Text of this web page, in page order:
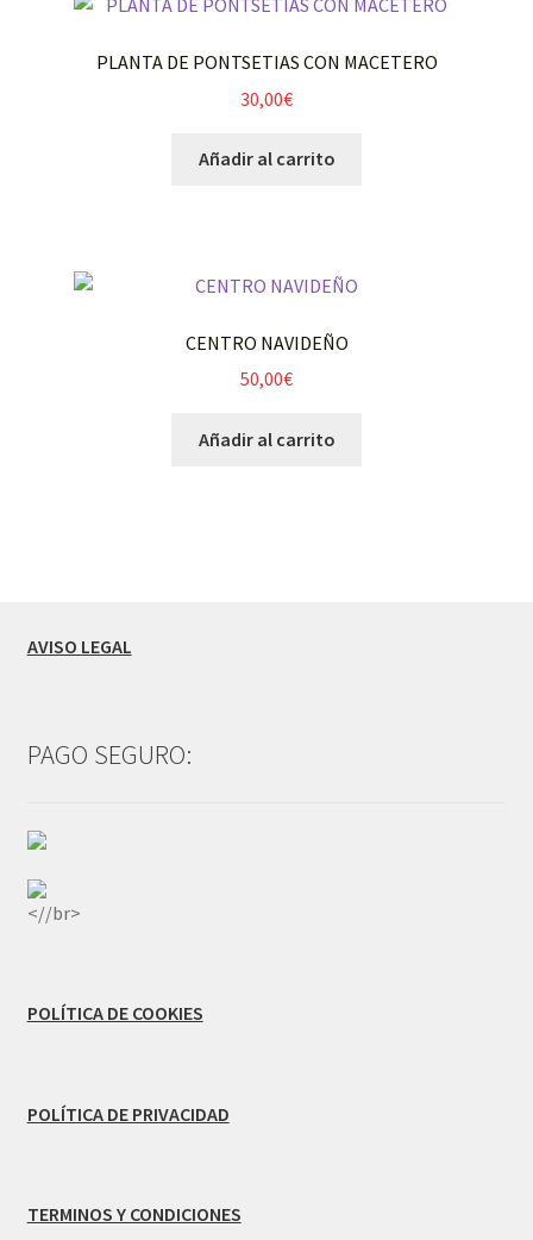
PLANTA DE PONTSETIAS CON MACETERO
30,00€
Añadir al carrito
CENTRO NAVIDEÑO
50,00€
Añadir al carrito
AVISO LEGAL
PAGO SEGURO:
<//br>
POLÍTICA DE COOKIES
POLÍTICA DE PRIVACIDAD
TERMINOS Y CONDICIONES